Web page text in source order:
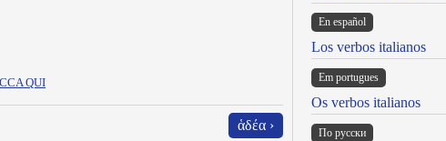
QUI
ἁδέα ›
En español
Los verbos italianos
Em portugues
Os verbos italianos
По русски